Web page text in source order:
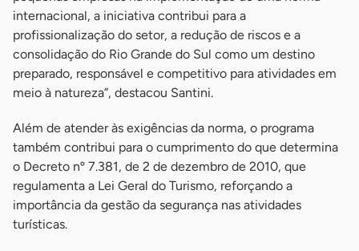
internacional, a iniciativa contribui para a
profissionalização do setor, a redução de riscos e a
consolidação do Rio Grande do Sul como um destino
preparado, responsável e competitivo para atividades em
meio à natureza”, destacou Santini.
Além de atender às exigências da norma, o programa
também contribui para o cumprimento do que determina
o Decreto nº 7.381, de 2 de dezembro de 2010, que
regulamenta a Lei Geral do Turismo, reforçando a
importância da gestão da segurança nas atividades
turísticas.